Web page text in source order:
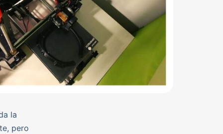
la
pero